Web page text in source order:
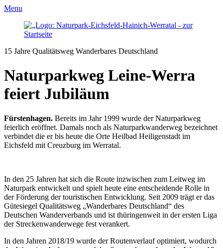
Menu
15 Jahre Qualitätsweg Wanderbares Deutschland
Naturparkweg Leine-Werra
feiert Jubiläum
Fürstenhagen. Bereits im Jahr 1999 wurde der Naturparkweg
feierlich eröffnet. Damals noch als Naturparkwanderweg bezeichnet
verbindet die er bis heute die Orte Heilbad Heiligenstadt im
Eichsfeld mit Creuzburg im Werratal.
In den 25 Jahren hat sich die Route inzwischen zum Leitweg im
Naturpark entwickelt und spielt heute eine entscheidende Rolle in
der Förderung der touristischen Entwicklung. Seit 2009 trägt er das
Gütesiegel Qualitätsweg „Wanderbares Deutschland“ des
Deutschen Wanderverbands und ist thüringenweit in der ersten Liga
der Streckenwanderwege fest verankert.
In den Jahren 2018/19 wurde der Routenverlauf optimiert, wodurch